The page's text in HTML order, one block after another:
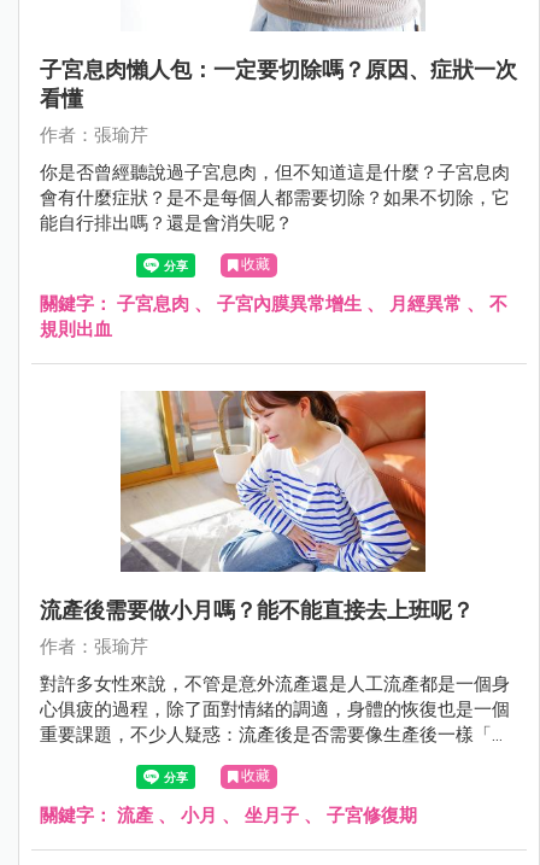
子宮息肉懶人包：一定要切除嗎？原因、症狀一次
看懂
作者：張瑜芹
你是否曾經聽說過子宮息肉，但不知道這是什麼？子宮息肉
會有什麼症狀？是不是每個人都需要切除？如果不切除，它
能自行排出嗎？還是會消失呢？
收藏
關鍵字： 子宮息肉 、 子宮內膜異常增生 、 月經異常 、 不
規則出血
流產後需要做小月嗎？能不能直接去上班呢？
作者：張瑜芹
對許多女性來說，不管是意外流產還是人工流產都是一個身
心俱疲的過程，除了面對情緒的調適，身體的恢復也是一個
重要課題，不少人疑惑：流產後是否需要像生產後一樣「坐
月子」？還是可以無縫接軌地回到工作崗位呢？今天瑜芹醫
師來幫大家解答這些問題！收藏
關鍵字： 流產 、 小月 、 坐月子 、 子宮修復期